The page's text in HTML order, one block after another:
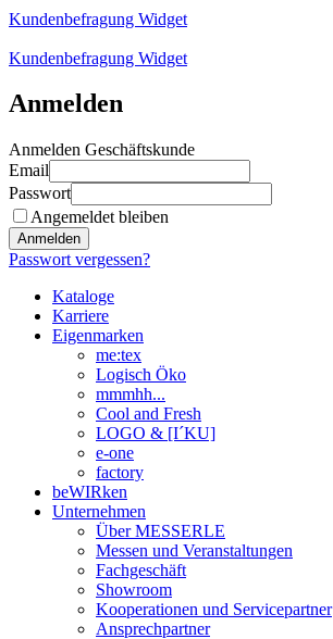
Kundenbefragung Widget
Kundenbefragung Widget
Anmelden
Anmelden Geschäftskunde
Email
Passwort
Angemeldet bleiben
Anmelden
Passwort vergessen?
Kataloge
Karriere
Eigenmarken
me:tex
Logisch Öko
mmmhh...
Cool and Fresh
LOGO & [I´KU]
e-one
factory
beWIRken
Unternehmen
Über MESSERLE
Messen und Veranstaltungen
Fachgeschäft
Showroom
Kooperationen und Servicepartner
Ansprechpartner